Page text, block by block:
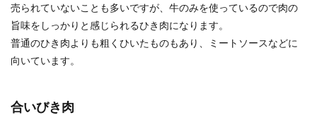
売られていないことも多いですが、牛のみを使っているので肉の
旨味をしっかりと感じられるひき肉になります。
普通のひき肉よりも粗くひいたものもあり、ミートソースなどに
向いています。
合いびき肉